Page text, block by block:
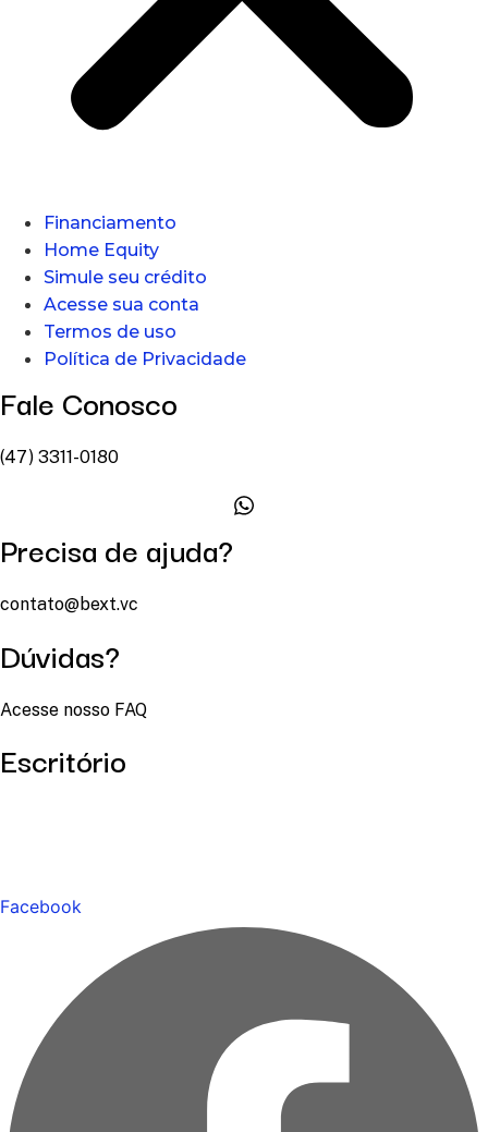
Financiamento
Home Equity
Simule seu crédito
Acesse sua conta
Termos de uso
Política de Privacidade
Fale Conosco
(47) 3311-0180
Precisa de ajuda?
contato@bext.vc
Dúvidas?
Acesse nosso FAQ
Escritório
Facebook